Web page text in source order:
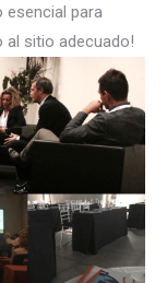
esencial para
al sitio adecuado!